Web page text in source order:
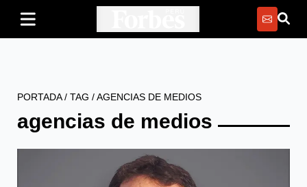
PORTADA/ TAG /AGENCIAS DE MEDIOS
agencias de medios